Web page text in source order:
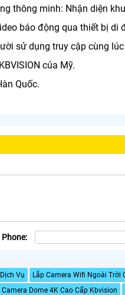
thông minh: Nhận diện
báo động qua thiết bị di
sử dụng truy cập cùng
của Mỹ.
Quốc.
Phone:
Vụ Lắp Camera Wifi Ngoài Trời
Camera Dome 4K Cao Cấp Kbvision